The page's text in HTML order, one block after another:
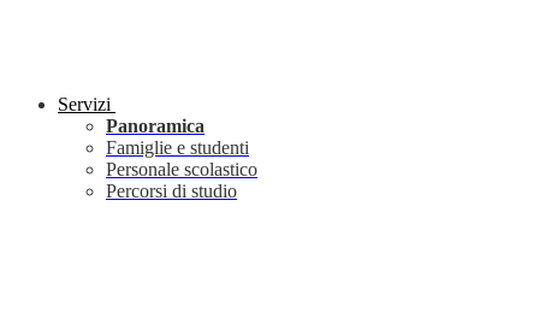
Servizi
Panoramica
Famiglie e studenti
Personale scolastico
Percorsi di studio